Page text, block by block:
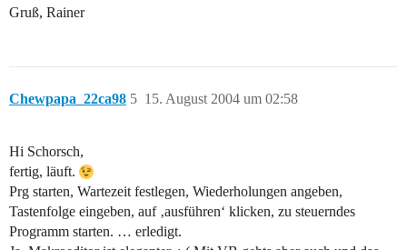
Gruß, Rainer
Chewpapa_22ca98 15. August 2004 um 02:58
5
Hi Schorsch,
fertig, läuft.
Prg starten, Wartezeit festlegen, Wiederholungen angeben,
Tastenfolge eingeben, auf ‚ausführen‘ klicken, zu steuerndes
Programm starten. … erledigt.